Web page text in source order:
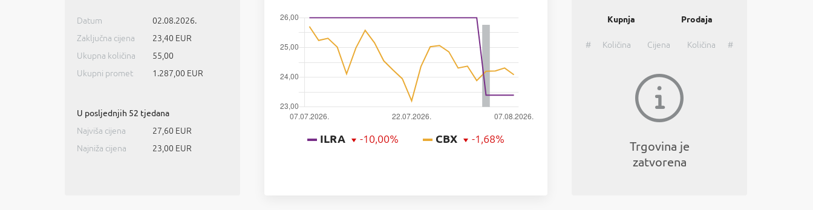
Datum
02.08.2026.
Zaključna cijena
23,40 EUR
Ukupna količina
55,00
Ukupni promet
1.287,00 EUR
U posljednjih 52 tjedana
Najviša cijena
27,60 EUR
Najniža cijena
23,00 EUR
ILRA -10,00% CBX -1,68%
Kupnja Prodaja
# Količina Cijena Količina #
Trgovina je
zatvorena